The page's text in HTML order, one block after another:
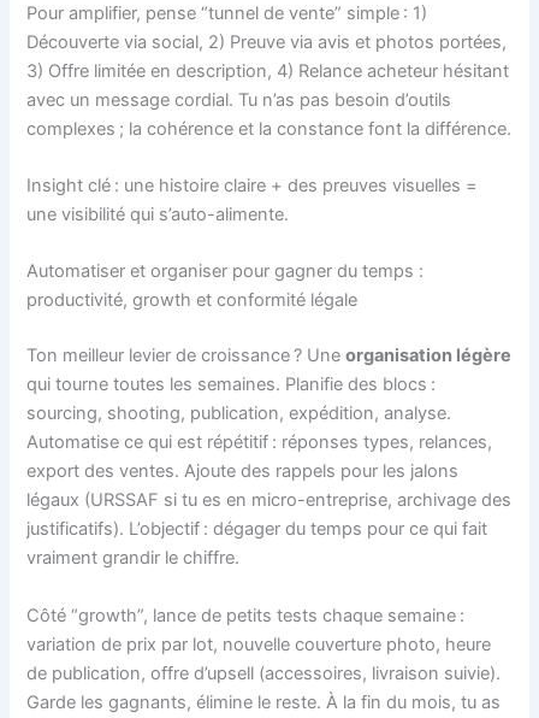
Pour amplifier, pense “tunnel de vente” simple : 1)
Découverte via social, 2) Preuve via avis et photos portées,
3) Offre limitée en description, 4) Relance acheteur hésitant
avec un message cordial. Tu n’as pas besoin d’outils
complexes ; la cohérence et la constance font la différence.
Insight clé : une histoire claire + des preuves visuelles =
une visibilité qui s’auto-alimente.
Automatiser et organiser pour gagner du temps :
productivité, growth et conformité légale
Ton meilleur levier de croissance ? Uneorganisation légère
qui tourne toutes les semaines. Planifie des blocs :
sourcing, shooting, publication, expédition, analyse.
Automatise ce qui est répétitif : réponses types, relances,
export des ventes. Ajoute des rappels pour les jalons
légaux (URSSAF si tu es en micro-entreprise, archivage des
justificatifs). L’objectif : dégager du temps pour ce qui fait
vraiment grandir le chiffre.
Côté “growth”, lance de petits tests chaque semaine :
variation de prix par lot, nouvelle couverture photo, heure
de publication, offre d’upsell (accessoires, livraison suivie).
Garde les gagnants, élimine le reste. À la fin du mois, tu as